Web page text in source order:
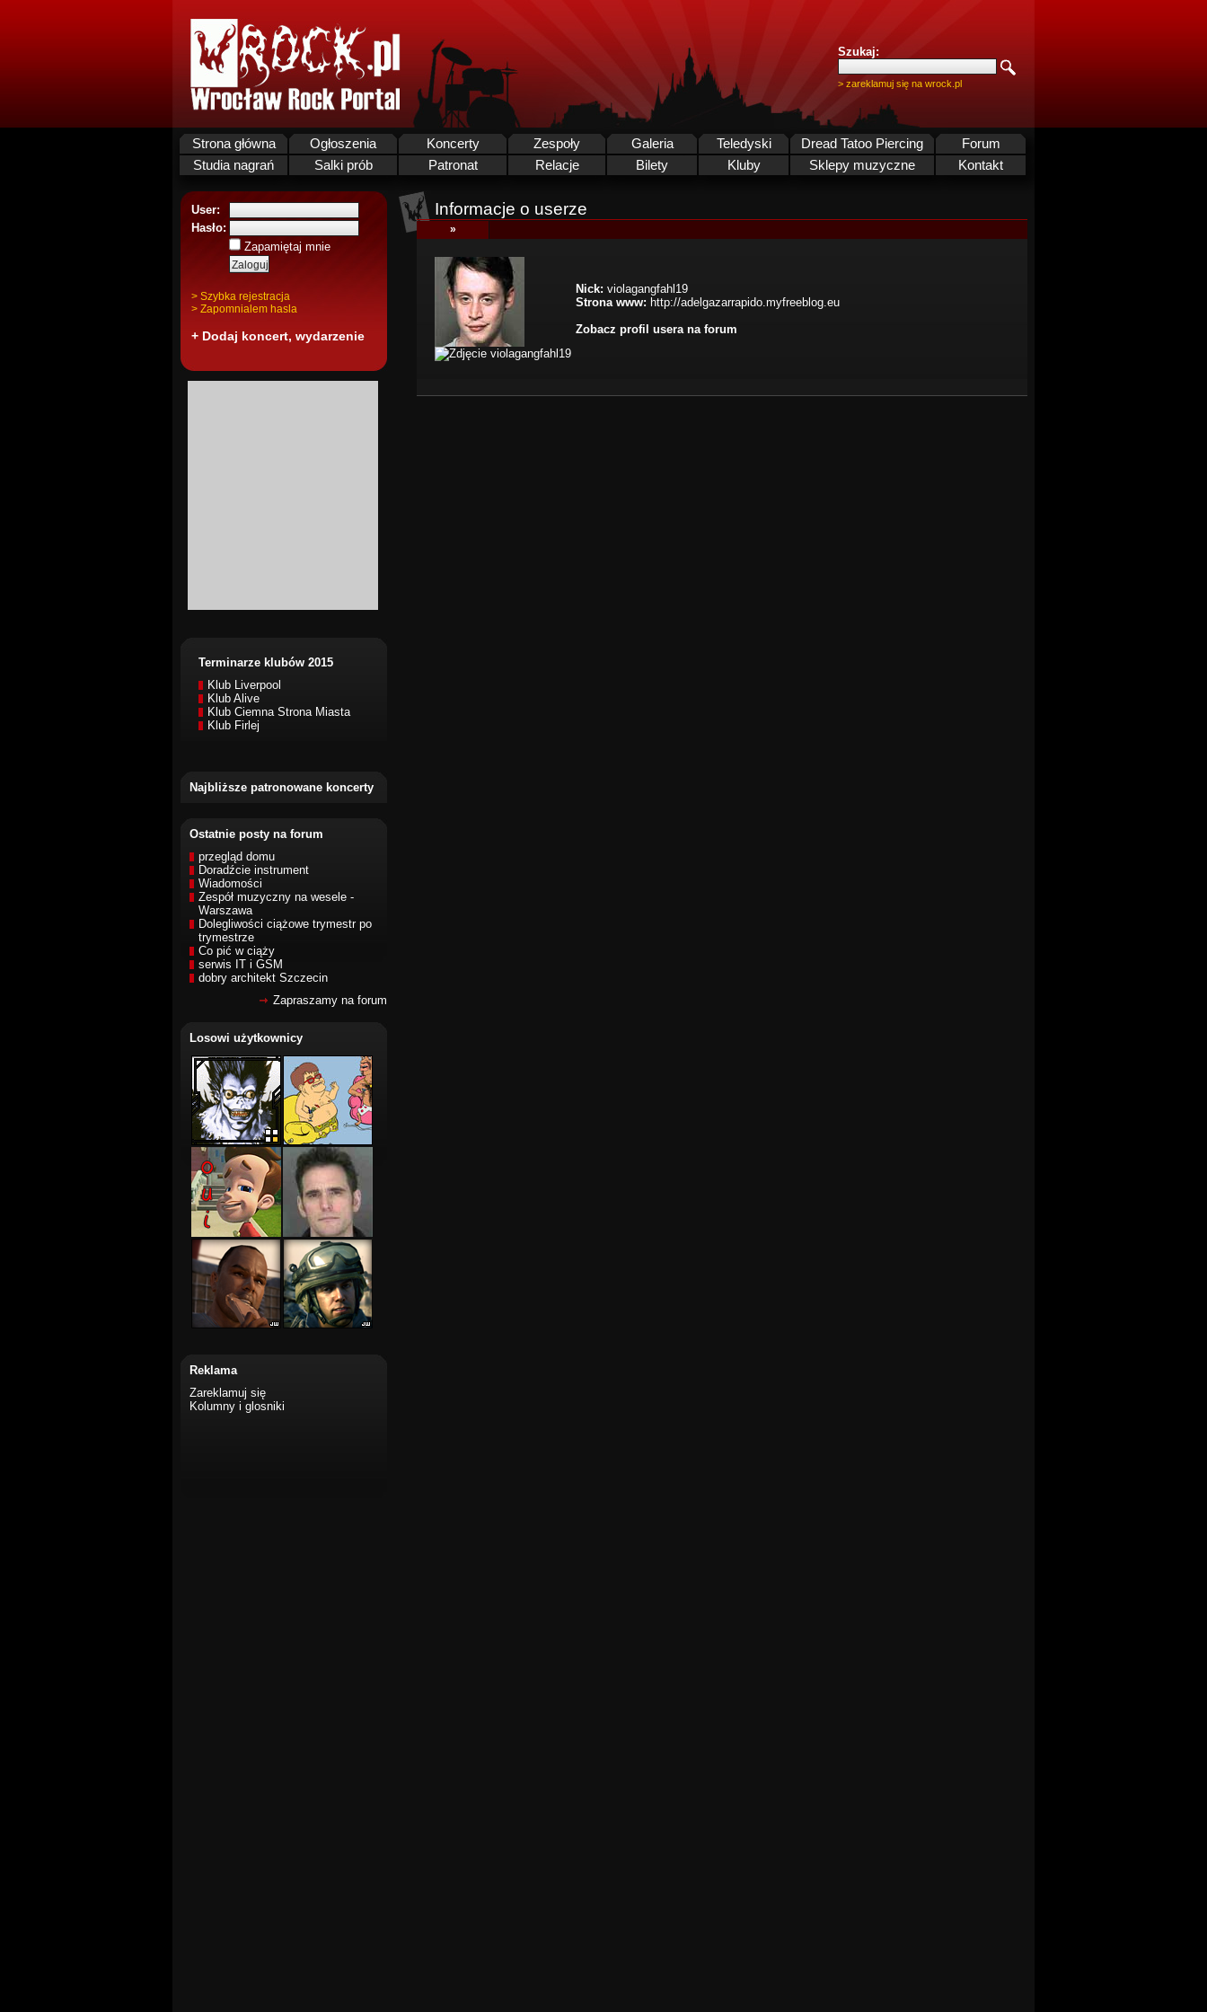
Szukaj:
> zareklamuj się na wrock.pl
Strona główna Ogłoszenia Koncerty Zespoły Galeria Teledyski Dread Tatoo Piercing
Forum
Studia nagrań
Salki prób Patronat Relacje Bilety Kluby Sklepy muzyczne Kontakt
User:
Hasło:
Zapamiętaj mnie
> Szybka rejestracja
> Zapomnialem hasla
+ Dodaj koncert, wydarzenie
Terminarze klubów 2015
Klub Liverpool
Klub Alive
Klub Ciemna Strona Miasta
Klub Firlej
Najbliższe patronowane koncerty
Ostatnie posty na forum
przegląd domu
Doradźcie instrument
Wiadomości
Zespół muzyczny na wesele -
Warszawa
Dolegliwości ciążowe trymestr po
trymestrze
Co pić w ciąży
serwis IT i GSM
dobry architekt Szczecin
Zapraszamy na forum
Losowi użytkownicy
Reklama
Zareklamuj się
Kolumny i glosniki
Informacje o userze
»
Nick: violagangfahl19
Strona www: http://adelgazarrapido.myfreeblog.eu
Zobacz profil usera na forum